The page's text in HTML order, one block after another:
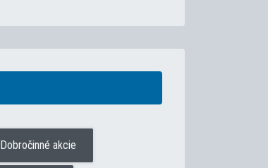
Dobročinné akcie